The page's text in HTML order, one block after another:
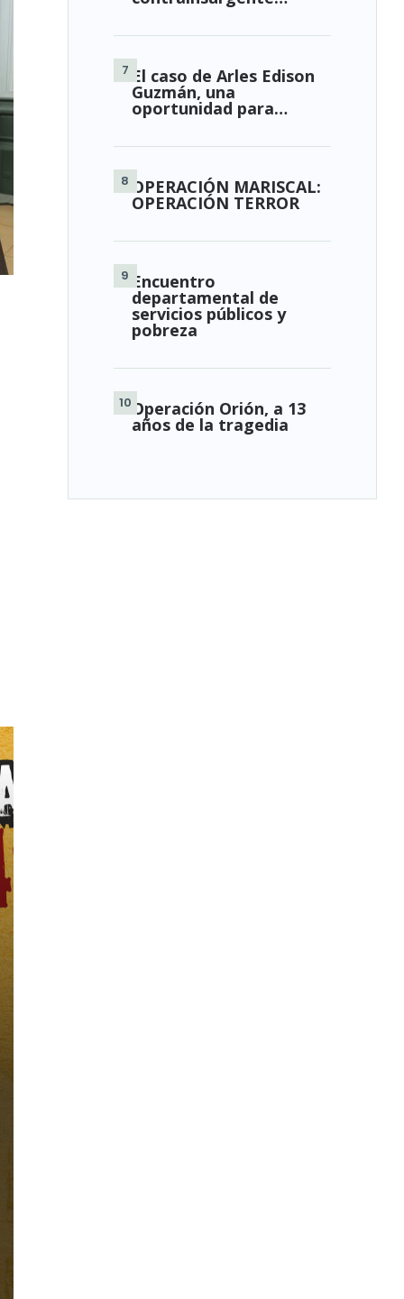
El caso de Arles Edison
Guzmán, una
oportunidad para…
OPERACIÓN MARISCAL:
OPERACIÓN TERROR
Encuentro
departamental de
servicios públicos y
pobreza
Operación Orión, a 13
años de la tragedia